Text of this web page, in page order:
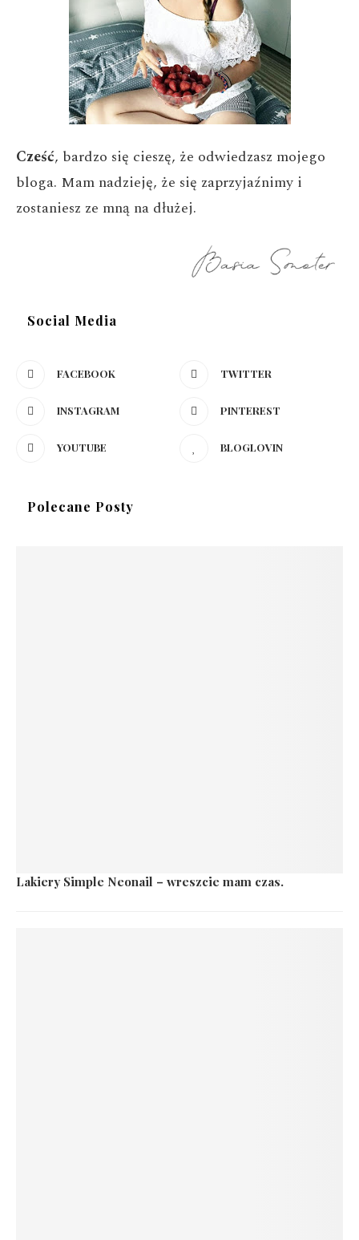
Cześć, bardzo się cieszę, że odwiedzasz mojego
bloga. Mam nadzieję, że się zaprzyjaźnimy i
zostaniesz ze mną na dłużej.
Social Media
FACEBOOK TWITTER
INSTAGRAM PINTEREST
YOUTUBE BLOGLOVIN
Polecane Posty
Lakiery Simple Neonail – wreszcie mam czas.